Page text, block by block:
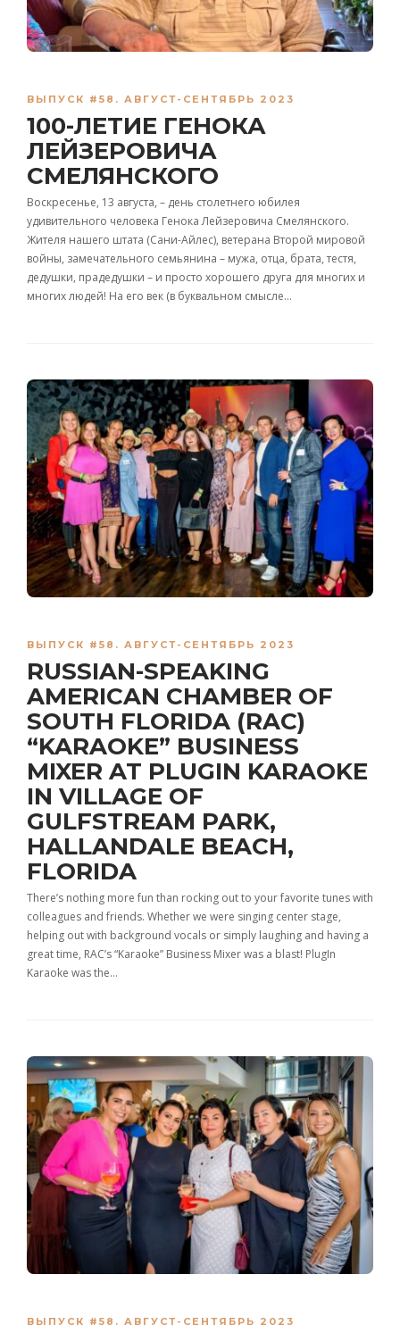
ВЫПУСК #58. АВГУСТ-СЕНТЯБРЬ 2023
100-ЛЕТИЕ ГЕНОКА
ЛЕЙЗЕРОВИЧА
СМЕЛЯНСКОГО
Воскресенье, 13 августа, – день столетнего юбилея
удивительного человека Генока Лейзеровича Смелянского.
Жителя нашего штата (Сани-Айлес), ветерана Второй мировой
войны, замечательного семьянина – мужа, отца, брата, тестя,
дедушки, прадедушки – и просто хорошего друга для многих и
многих людей! На его век (в буквальном смысле…
ВЫПУСК #58. АВГУСТ-СЕНТЯБРЬ 2023
RUSSIAN-SPEAKING
AMERICAN CHAMBER OF
SOUTH FLORIDA (RAC)
“KARAOKE” BUSINESS
MIXER AT PLUGIN KARAOKE
IN VILLAGE OF
GULFSTREAM PARK,
HALLANDALE BEACH,
FLORIDA
There’s nothing more fun than rocking out to your favorite tunes with
colleagues and friends. Whether we were singing center stage,
helping out with background vocals or simply laughing and having a
great time, RAC’s “Karaoke” Business Mixer was a blast! PlugIn
Karaoke was the…
ВЫПУСК #58. АВГУСТ-СЕНТЯБРЬ 2023